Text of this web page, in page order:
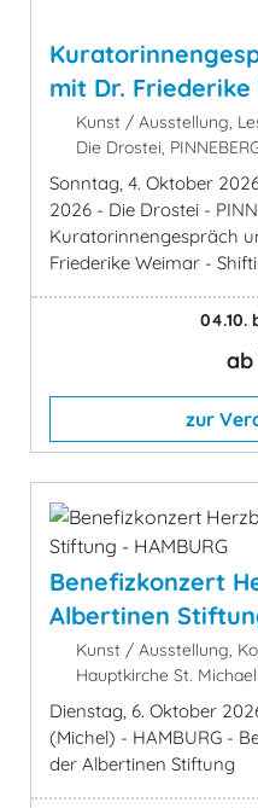
mit Dr. Friederike
Kunst / Ausstellung,
Die Drostei,
Sonntag, 4. Oktober
2026 - Die Drostei -
Kuratorinnengespräch
Friederike Weimar -
04.10.
ab
zur
Benefizkonzert
Albertinen
Kunst / Ausstellung,
Hauptkirche St.
Dienstag, 6. Oktober
(Michel) - HAMBURG -
der Albertinen Stiftung